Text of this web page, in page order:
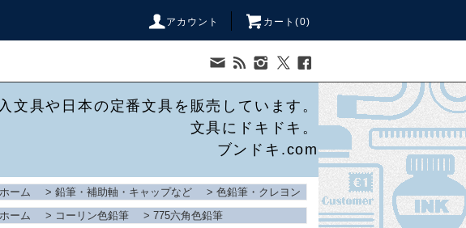
アカウント カート(0)
文具や日本の定番文具を販売しています。
文具にドキドキ。
ブンドキ.com
ホーム > 鉛筆・補助軸・キャップなど > 色鉛筆・クレヨン
ホーム
> コーリン色鉛筆 > 775六角色鉛筆